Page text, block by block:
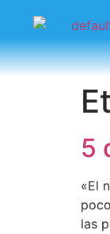
5
«El
las